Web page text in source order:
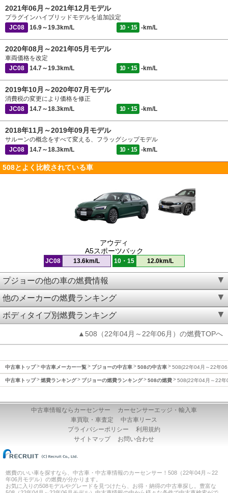
2021年06月～2021年12月モデル
プラグインハイブリッドモデルを追加設定
JC08
16.9～19.3km/L 10・15 -km/L
2020年08月～2021年05月モデル
車両価格を改定
JC08
14.7～19.3km/L 10・15 -km/L
2019年10月～2020年07月モデル
消費税の変更により価格を修正
JC08
14.7～18.3km/L 10・15 -km/L
2018年11月～2019年09月モデル
サルーンの概念をすべて変える、フラッグシップモデル
JC08
14.7～18.3km/L 10・15 -km/L
508とよく比較されている車
アウディ
A5スポーツバック
JC08 13.6km/L 10・15 12.0km/L
プジョーの他の車の燃費情報
他のメーカーの燃費ランキング
ボディタイプ別燃費ランキング
▲508（22年04月～22年06月）の燃費TOPへ
中古車トップ 中古車メーカー一覧 プジョーの中古車 508の中古車 508(22年04月～22年06
中古車トップ 燃費ランキング プジョーの燃費ランキング 508の燃費 508(22年04月～22年
中古車情報ならカーセンサー
カーセンサーエッジ・輸入車
車買取・車査定
中古車リース
プライバシーポリシー
利用規約
サイトマップ
お問い合わせ
燃費のいい車を探すなら、中古車・中古車情報のカーセンサー！508（22年04月～22
年06月モデル）の燃費が分かります。
お気に入りの508モデルやグレードを見つけたら、お得・納得の中古車探し。豊富な